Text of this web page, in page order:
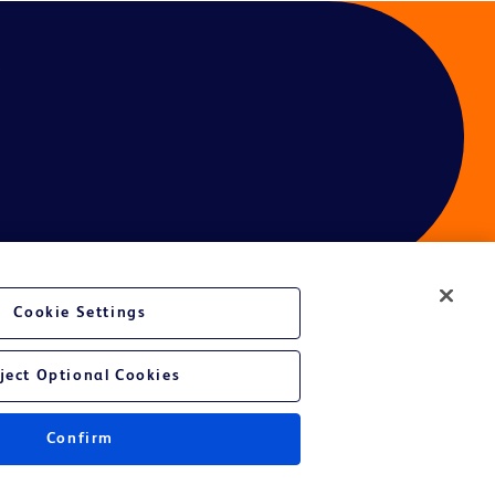
Cookie Settings
Optional Cookies
Confirm